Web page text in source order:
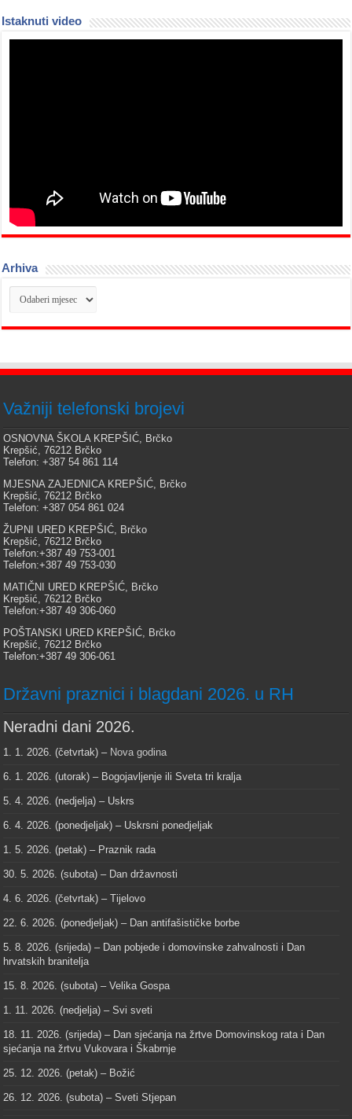
Istaknuti video
Arhiva
Arhiva
Važniji telefonski brojevi
OSNOVNA ŠKOLA KREPŠIĆ, Brčko
Krepšić, 76212 Brčko
Telefon: +387 54 861 114
MJESNA ZAJEDNICA KREPŠIĆ, Brčko
Krepšić, 76212 Brčko
Telefon: +387 054 861 024
ŽUPNI URED KREPŠIĆ, Brčko
Krepšić, 76212 Brčko
Telefon:+387 49 753-001
Telefon:+387 49 753-030
MATIČNI URED KREPŠIĆ, Brčko
Krepšić, 76212 Brčko
Telefon:+387 49 306-060
POŠTANSKI URED KREPŠIĆ, Brčko
Krepšić, 76212 Brčko
Telefon:+387 49 306-061
Državni praznici i blagdani 2026. u RH
Neradni dani 2026.
1. 1. 2026. (četvrtak) – Nova godina
6. 1. 2026. (utorak) – Bogojavljenje ili Sveta tri kralja
5. 4. 2026. (nedjelja) – Uskrs
6. 4. 2026. (ponedjeljak) – Uskrsni ponedjeljak
1. 5. 2026. (petak) – Praznik rada
30. 5. 2026. (subota) – Dan državnosti
4. 6. 2026. (četvrtak) – Tijelovo
22. 6. 2026. (ponedjeljak) – Dan antifašističke borbe
5. 8. 2026. (srijeda) – Dan pobjede i domovinske zahvalnosti i Dan
hrvatskih branitelja
15. 8. 2026. (subota) – Velika Gospa
1. 11. 2026. (nedjelja) – Svi sveti
18. 11. 2026. (srijeda) – Dan sjećanja na žrtve Domovinskog rata i Dan
sjećanja na žrtvu Vukovara i Škabrnje
25. 12. 2026. (petak) – Božić
26. 12. 2026. (subota) – Sveti Stjepan